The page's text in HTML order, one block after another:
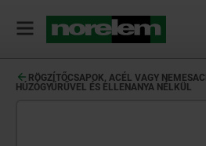
RÖGZÍTŐCSAPOK, ACÉL VAGY
HÚZÓGYŰRŰVEL ÉS ELLENANYA NÉLKÜL